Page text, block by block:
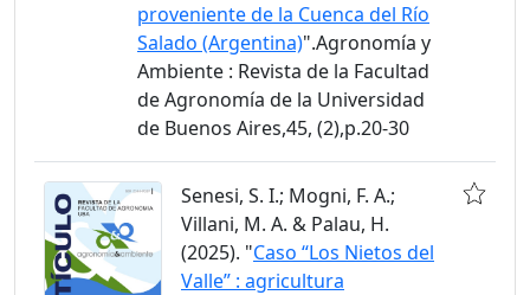
proveniente de la Cuenca del Río
Salado (Argentina)".Agronomía y
Ambiente : Revista de la Facultad
de Agronomía de la Universidad
de Buenos Aires,45, (2),p.20-30
Senesi, S. I.; Mogni, F. A.;
Villani, M. A. & Palau, H.
(2025). "Caso “Los Nietos del
Valle” : agricultura